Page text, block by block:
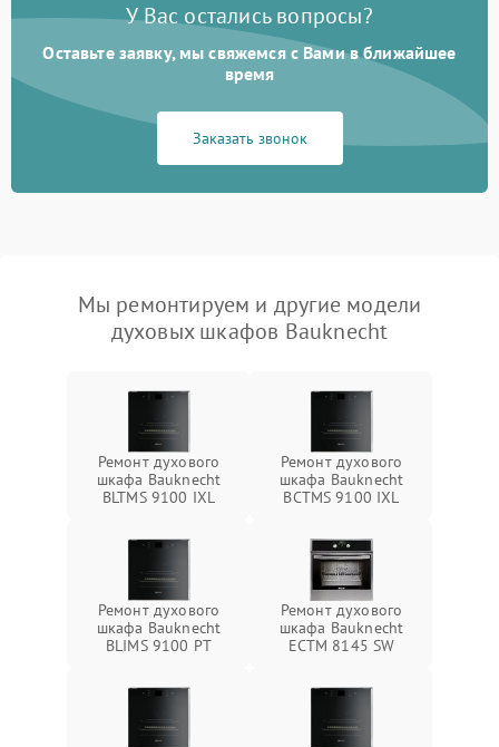
У Вас остались вопросы?
Оставьте заявку, мы свяжемся с Вами в ближайшее
время
Заказать звонок
Мы ремонтируем и другие модели
духовых шкафов Bauknecht
Ремонт духового
шкафа Bauknecht
BLTMS 9100 IXL
Ремонт духового
шкафа Bauknecht
BCTMS 9100 IXL
Ремонт духового
шкафа Bauknecht
BLIMS 9100 PT
Ремонт духового
шкафа Bauknecht
ECTM 8145 SW